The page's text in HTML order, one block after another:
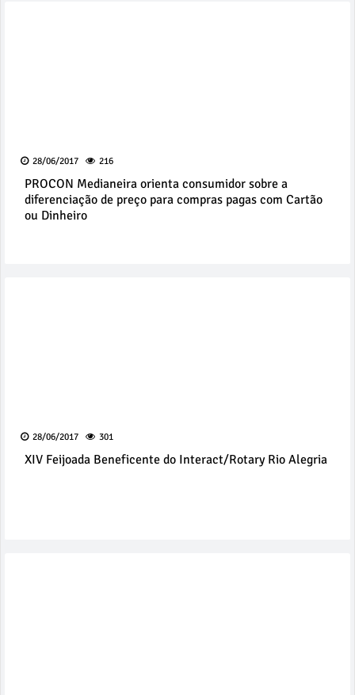
28/06/2017 216
PROCON Medianeira orienta consumidor sobre a
diferenciação de preço para compras pagas com Cartão
ou Dinheiro
28/06/2017 301
XIV Feijoada Beneficente do Interact/Rotary Rio Alegria